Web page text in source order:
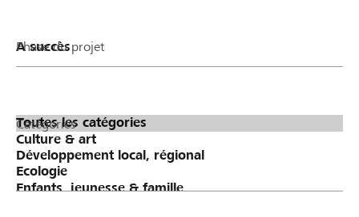
Phase du projet
Catégories